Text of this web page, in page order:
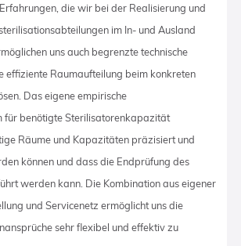
die wir bei der Realisierung und
im In- und Ausland
uns auch begrenzte technische
effiziente Raumaufteilung beim konkreten
Das eigene empirische
für benötigte Sterilisatorenkapazität
Räume und Kapazitäten präzisiert und
können und dass die Endprüfung des
werden kann. Die Kombination aus eigener
und Servicenetz ermöglicht uns die
sehr flexibel und effektiv zu